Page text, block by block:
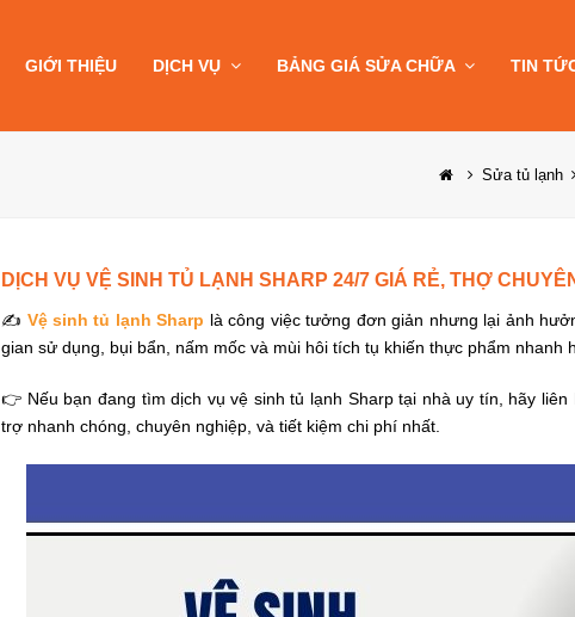
GIỚI THIỆU DỊCH VỤ BẢNG GIÁ SỬA CHỮA TIN
Sửa tủ lạnh
DỊCH VỤ VỆ SINH TỦ LẠNH SHARP 24/7 GIÁ RẺ, THỢ
✍ Vệ sinh tủ lạnh Sharp là công việc tưởng đơn giản nhưng lại ảnh
gian sử dụng, bụi bẩn, nấm mốc và mùi hôi tích tụ khiến thực phẩm nhanh
👉 Nếu bạn đang tìm dịch vụ vệ sinh tủ lạnh Sharp tại nhà uy tín, hãy
trợ nhanh chóng, chuyên nghiệp, và tiết kiệm chi phí nhất.